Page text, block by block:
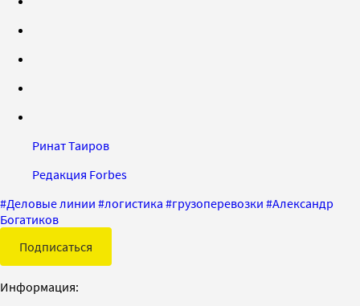
Ринат Таиров
Редакция Forbes
#Деловые линии #логистика #грузоперевозки #Александр
Богатиков
Подписаться
Информация: